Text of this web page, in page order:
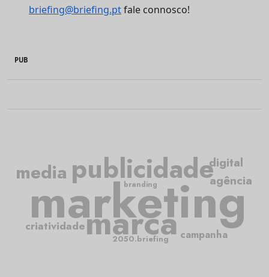
briefing@briefing.ptfale connosco!
PUB
marketing
publicidade
marca
criatividade
campanha
media agência
digital
2050.briefing
branding